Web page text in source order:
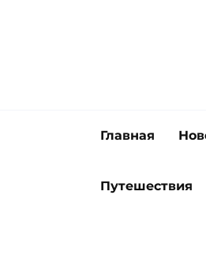
Главная
Путешествия